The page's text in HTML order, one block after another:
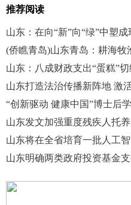
推荐阅读
山东：在向“新”向“绿”中塑
(侨瞧青岛)山东青岛：耕海牧
山东：八成财政支出“蛋糕”
山东打造法治传播新阵地 激
山东发文加强重度残疾人托
山东将在全省培育一批人工
山东明确两类政府投资基金